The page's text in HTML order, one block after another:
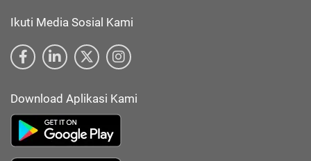
Ikuti Media Sosial Kami
Download Aplikasi Kami